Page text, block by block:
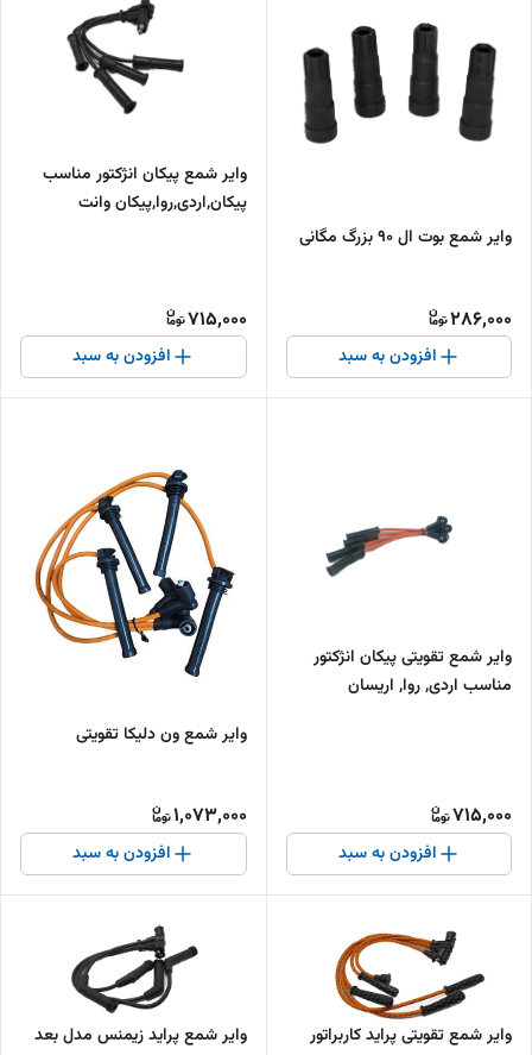
وایر شمع بوت ال 90 بزرگ مگانی
286,000
افزودن به سبد
وایر شمع پیکان انژکتور مناسب
پیکان,اردی,روا,پیکان وانت
715,000
افزودن به سبد
وایر شمع تقویتی پیکان انژکتور
مناسب اردی, روا, اریسان
715,000
افزودن به سبد
وایر شمع ون دلیکا تقویتی
1,073,000
افزودن به سبد
وایر شمع تقویتی پراید کاربراتور
وایر شمع پراید زیمنس مدل بعد